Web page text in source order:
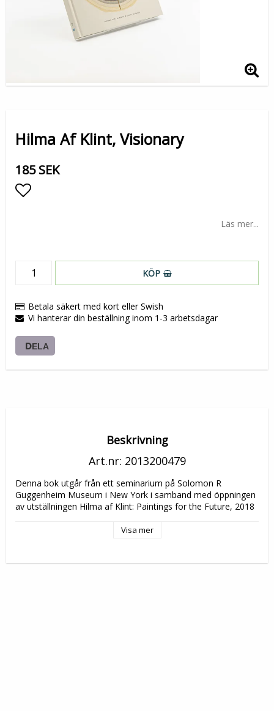
Hilma Af Klint, Visionary
185 SEK
Läs mer...
KÖP
Betala säkert med kort eller Swish
Vi hanterar din beställning inom 1-3 arbetsdagar
DELA
Beskrivning
Art.nr: 2013200479
Denna bok utgår från ett seminarium på Solomon R
Guggenheim Museum i New York i samband med öppningen
Visa mer